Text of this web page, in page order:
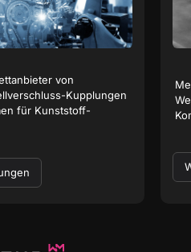
von
Kupplungen
für Kunststoff-